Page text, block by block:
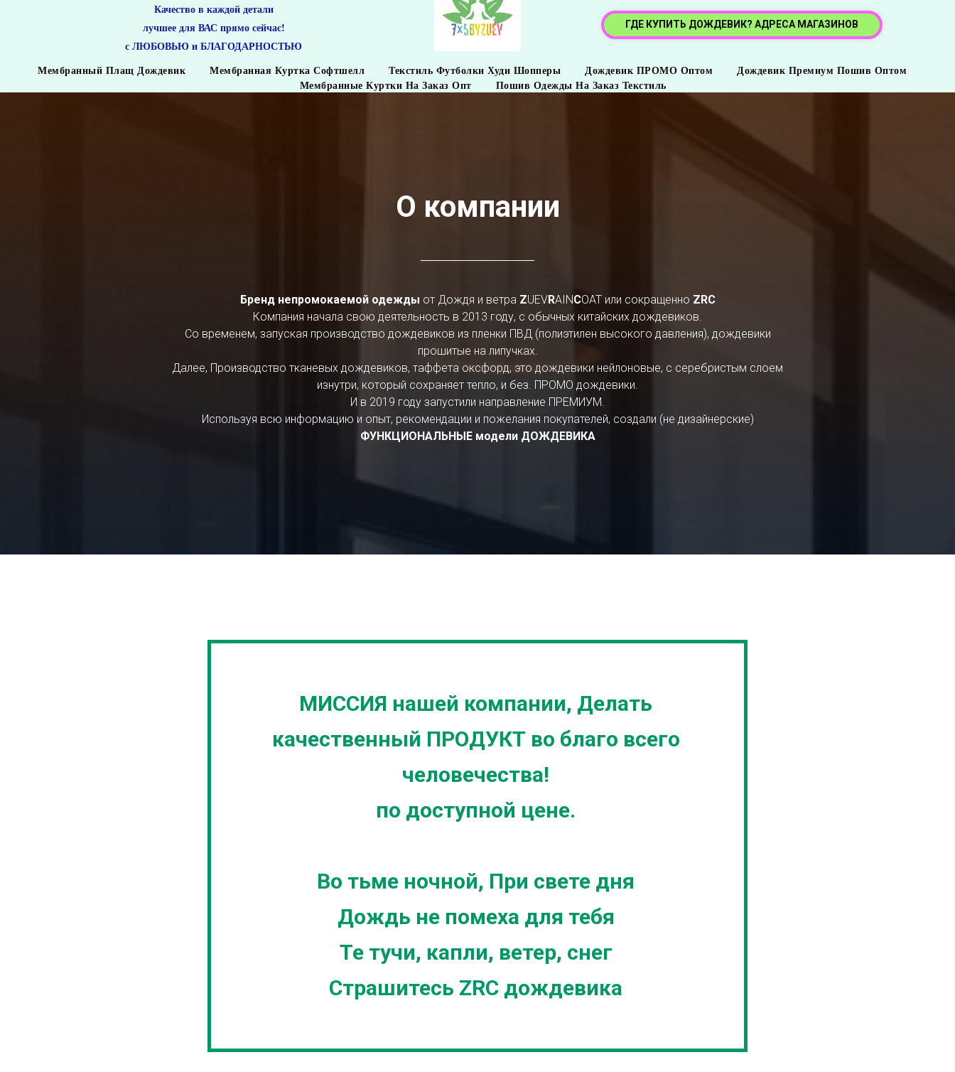
Качество в каждой детали
лучшее для ВАС прямо сейчас!
с ЛЮБОВЬЮ и БЛАГОДАРНОСТЬЮ
ГДЕ КУПИТЬ ДОЖДЕВИК? АДРЕСА МАГАЗИНОВ
Мембранный Плащ Дождевик Мембранная Куртка Софтшелл Текстиль Футболки Худи Шопперы Дождевик ПРОМО Оптом
Дождевик Премиум Пошив Оптом
Мембранные Куртки На Заказ Опт
Пошив Одежды На Заказ Текстиль
О компании
Бренд непромокаемой одежды от Дождя и ветра ZUEVRAINCOAT или сокращенно ZRC
Компания начала свою деятельность в 2013 году, с обычных китайских дождевиков.
Со временем, запуская производство дождевиков из пленки ПВД (полиэтилен высокого давления), дождевики
прошитые на липучках.
Далее, Производство тканевых дождевиков, таффета оксфорд, это дождевики нейлоновые, с серебристым слоем
изнутри, который сохраняет тепло, и без. ПРОМО дождевики.
И в 2019 году запустили направление ПРЕМИУМ.
Используя всю информацию и опыт, рекомендации и пожелания покупателей, создали (не дизайнерские)
ФУНКЦИОНАЛЬНЫЕ модели ДОЖДЕВИКА
МИССИЯ нашей компании, Делать
качественный ПРОДУКТ во благо всего
человечества!
по доступной цене.
Во тьме ночной, При свете дня
Дождь не помеха для тебя
Те тучи, капли, ветер, снег
Страшитесь ZRC дождевика